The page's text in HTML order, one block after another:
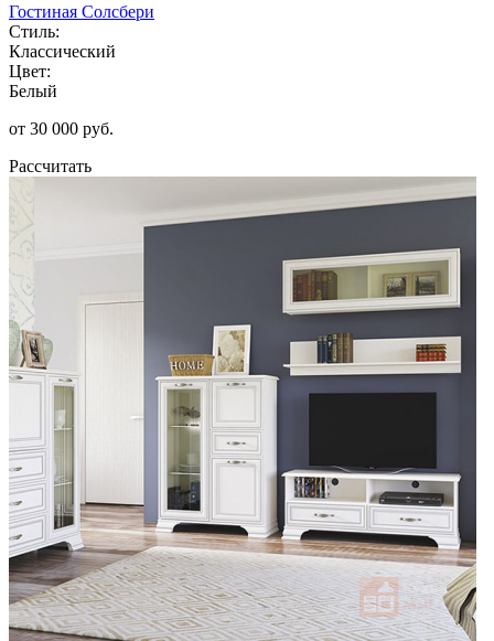
Гостиная Солсбери
Стиль:
Классический
Цвет:
Белый
от 30 000 руб.
Рассчитать